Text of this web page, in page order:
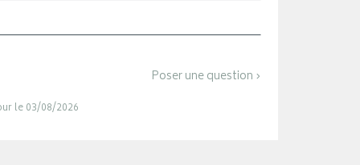
Poser une question ›
le 03/08/2026